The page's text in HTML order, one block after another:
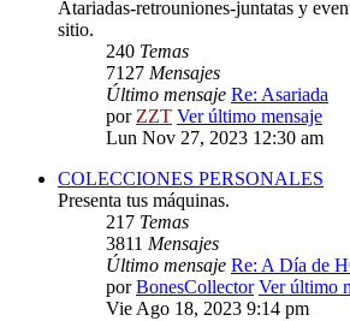
Atariadas-retrouniones-juntatas y
sitio.
240 Temas
7127 Mensajes
Último mensaje Re: Asariada
porZZT Ver último mensaje
Lun Nov 27, 2023 12:30 am
COLECCIONES PERSONALES
Presenta tus máquinas.
217 Temas
3811 Mensajes
Último mensaje Re: A Día de
porBonesCollector Ver último
Vie Ago 18, 2023 9:14 pm